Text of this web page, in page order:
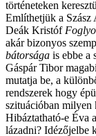
történeteken
Említhetjük a
Deák Kristóf
akár bizonyos
bátorsága is ebbe a
Gáspár Tibor
mutatja be, a
rendszerek hogy
szituációban milyen
Hibáztatható-e Éva
lázadni? Idézőjelbe